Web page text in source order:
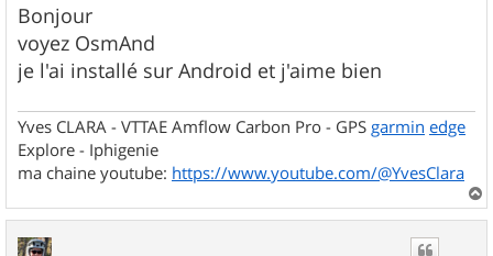
s
s
a
g
e
Bonjour
voyez OsmAnd
je l'ai installé sur Android et j'aime bien
Yves CLARA - VTTAE Amflow Carbon Pro - GPS garmin edge
Explore - Iphigenie
ma chaine youtube: https://www.youtube.com/@YvesClara
a